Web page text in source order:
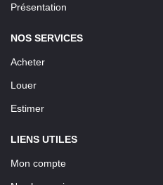
Présentation
NOS SERVICES
Acheter
Louer
Estimer
LIENS UTILES
Mon compte